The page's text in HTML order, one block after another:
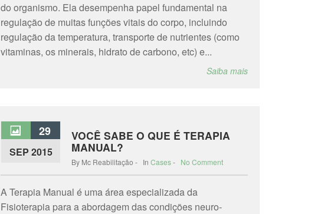
do organismo. Ela desempenha papel fundamental na
regulação de muitas funções vitais do corpo, incluindo
regulação da temperatura, transporte de nutrientes (como
vitaminas, os minerais, hidrato de carbono, etc) e...
Saiba mais
29
SEP 2015
VOCÊ SABE O QUE É TERAPIA
MANUAL?
By Mc Reabilitação - In Cases- No Comment
A Terapia Manual é uma área especializada da
Fisioterapia para a abordagem das condições neuro-